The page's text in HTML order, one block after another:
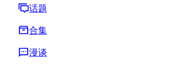
话题
合集
漫谈